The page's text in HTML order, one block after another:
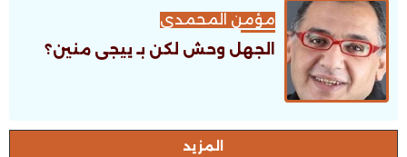
مؤمن المحمدى
الجهل وحش لكن بـ ييجى منين؟
اﻟﻤﺰﻳﺪ